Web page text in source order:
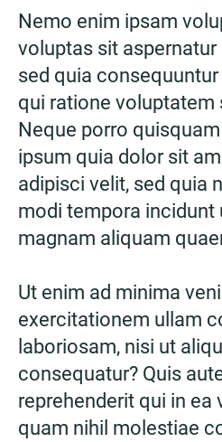
Nemo enim ipsam
voluptas sit
sed quia
qui ratione voluptatem
Neque porro
ipsum quia dolor sit
adipisci velit, sed quia
modi tempora incidunt
magnam aliquam
Ut enim ad minima
exercitationem ullam
laboriosam, nisi ut
consequatur? Quis
reprehenderit qui in ea
quam nihil molestiae